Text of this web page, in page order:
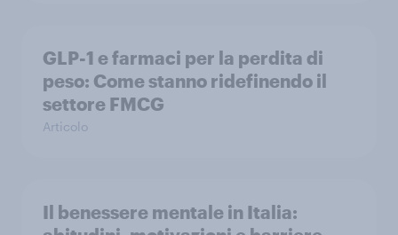
GLP-1 e farmaci per la perdita di
peso: Come stanno ridefinendo il
settore FMCG
Articolo
Il benessere mentale in Italia: